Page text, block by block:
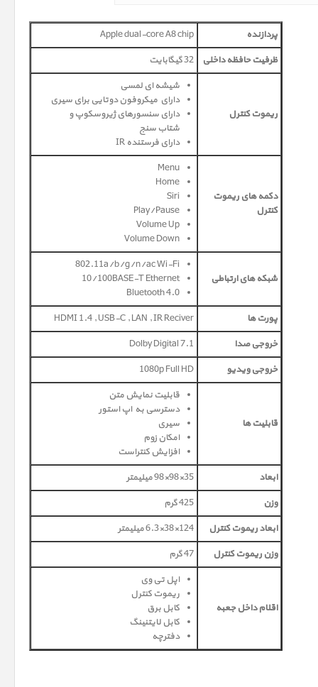
Apple dual-core A8 chip
پردازنده
32 گیگابایت
ظرفیت حافظه داخلی
شیشه ای لمسی
دارای میکروفون دوتایی برای سیری
دارای سنسورهای ژیروسکوپ و
شتاب سنج
دارای فرستنده IR
ریموت کنترل
Menu
Home
Siri
Play/Pause
Volume Up
Volume Down
دکمه های ریموت
کنترل
802.11a/b/g/n/ac Wi-Fi
10/100BASE-T Ethernet
Bluetooth 4.0
شبکه های ارتباطی
HDMI 1.4 , USB-C , LAN , IR Reciver
پورت ها
Dolby Digital 7.1
خروجی صدا
1080p Full HD
خروجی ویدیو
قابلیت نمایش متن
دسترسی به اپ استور
سیری
امکان زوم
افزایش کنتراست
قابلیت ها
35×98×98 میلیمتر
ابعاد
425 گرم
وزن
124×38×6.3 میلیمتر
ابعاد ریموت کنترل
47 گرم
وزن ریموت کنترل
اپل تی وی
ریموت کنترل
کابل برق
کابل لایتنینگ
دفترچه
اقلام داخل جعبه